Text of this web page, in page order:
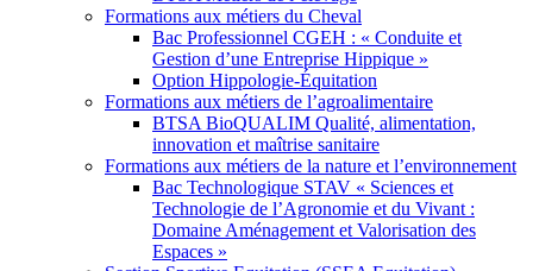
Formations aux métiers du Cheval
Bac Professionnel CGEH : « Conduite et
Gestion d’une Entreprise Hippique »
Option Hippologie-Équitation
Formations aux métiers de l’agroalimentaire
BTSA BioQUALIM Qualité, alimentation,
innovation et maîtrise sanitaire
Formations aux métiers de la nature et l’environnement
Bac Technologique STAV « Sciences et
Technologie de l’Agronomie et du Vivant :
Domaine Aménagement et Valorisation des
Espaces »